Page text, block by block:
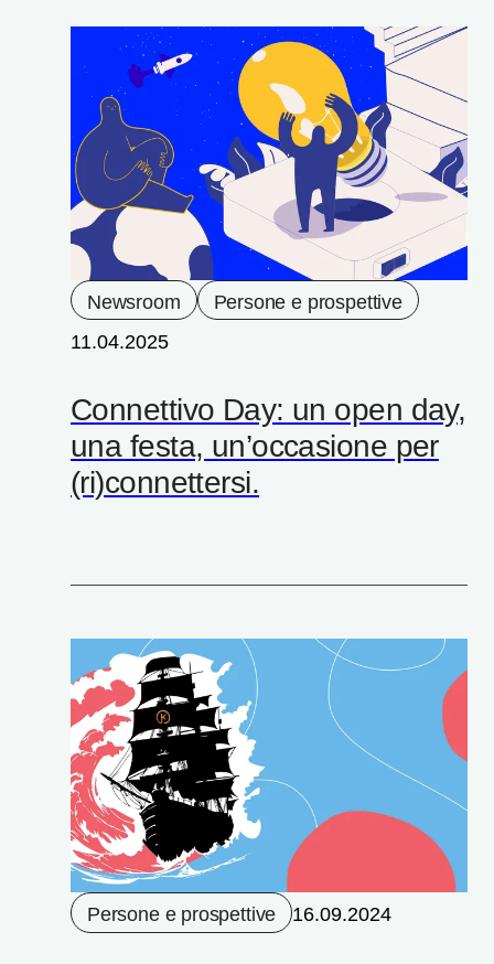
Newsroom
Persone e prospettive
11.04.2025
Connettivo Day: un open day,
una festa, un’occasione per
(ri)connettersi.
Persone e prospettive 16.09.2024